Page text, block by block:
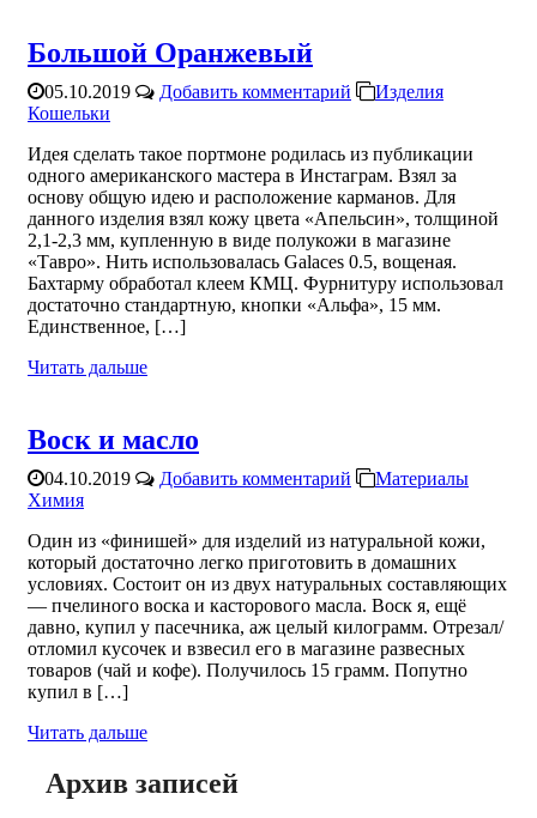
Большой Оранжевый
05.10.2019 Добавить комментарий
Изделия
Кошельки
Идея сделать такое портмоне родилась из публикации
одного американского мастера в Инстаграм. Взял за
основу общую идею и расположение карманов. Для
данного изделия взял кожу цвета «Апельсин», толщиной
2,1-2,3 мм, купленную в виде полукожи в магазине
«Тавро». Нить использовалась Galaces 0.5, вощеная.
Бахтарму обработал клеем КМЦ. Фурнитуру использовал
достаточно стандартную, кнопки «Альфа», 15 мм.
Единственное, […]
Читать дальше
Воск и масло
04.10.2019 Добавить комментарий
Материалы
Химия
Один из «финишей» для изделий из натуральной кожи,
который достаточно легко приготовить в домашних
условиях. Состоит он из двух натуральных составляющих
— пчелиного воска и касторового масла. Воск я, ещё
давно, купил у пасечника, аж целый килограмм. Отрезал/
отломил кусочек и взвесил его в магазине развесных
товаров (чай и кофе). Получилось 15 грамм. Попутно
купил в […]
Читать дальше
Архив записей